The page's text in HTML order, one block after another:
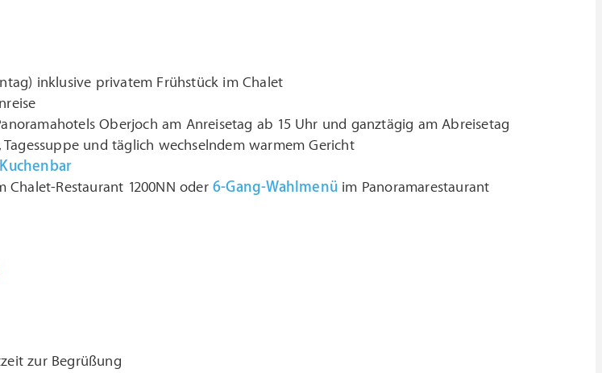
inklusive privatem Frühstück im Chalet
Oberjoch am Anreisetag ab 15 Uhr und ganztägig am Abreisetag
und täglich wechselndem warmem Gericht
Kuchenbar
Chalet-Restaurant 1200NN oder6-Gang-Wahlmenü im Panoramarestaurant
zur Begrüßung